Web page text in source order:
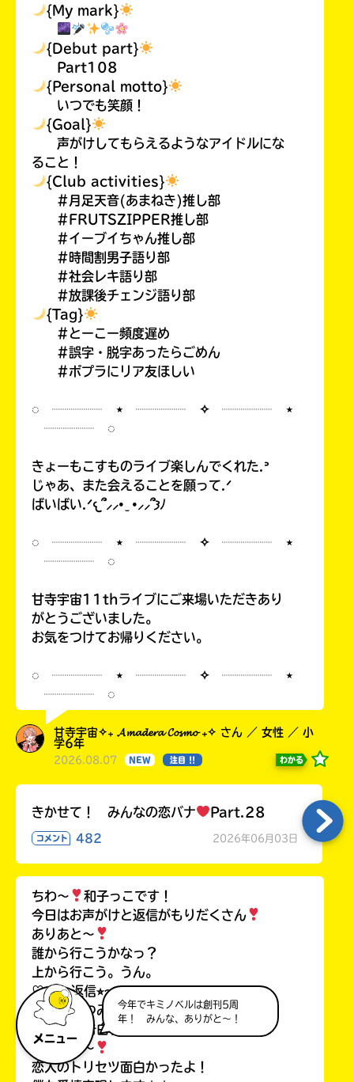
メニュー
今年でキミノベルは創刊5周
年！ みんな、ありがと～！
{My mark}
{Debut part}
Part108
{Personal motto}
いつでも笑顔！
{Goal}
声がけしてもらえるようなアイドルにな
ること！
{Club activities}
#月足天音(あまねき)推し部
#FRUTSZIPPER推し部
#イーブイちゃん推し部
#時間割男子語り部
#社会レキ語り部
#放課後チェンジ語り部
{Tag}
#とーこー頻度遅め
#誤字・脱字あったらごめん
#ポプラにリア友ほしい
◌ ┈┈┈┈ ⋆ ┈┈┈┈ ✧ ┈┈┈┈ ⋆
┈┈┈┈ ◌
きょーもこすものライブ楽しんでくれた.ᐣ
じゃあ、また会えることを願って.ᐟ
ばいばい.ᐟ𐔌՞⸝⸝• ̫ •⸝⸝՞𐦯ﾉ
◌ ┈┈┈┈ ⋆ ┈┈┈┈ ✧ ┈┈┈┈ ⋆
┈┈┈┈ ◌
甘寺宇宙11thライブにご来場いただきあり
がとうございました。
お気をつけてお帰りください。
◌ ┈┈┈┈ ⋆ ┈┈┈┈ ✧ ┈┈┈┈ ⋆
┈┈┈┈ ◌
甘寺宇宙✧₊ 𝓐𝓶𝓪𝓭𝓮𝓻𝓪 𝓒𝓸𝓼𝓶𝓸 ₊✧ さん ／ 女性 ／ 小
学6年
2026.08.07 NEW 注目 !! わかる
きかせて！ みんなの恋バナ Part.28
コメント 482 2026年06月03日
ちわ〜
和子っこです！
今日はお声がけと返信がもりだくさん
ありあと〜
誰から行こうかなっ？
上から行こう。うん。
♡⭐︎〜⭐︎返信⭐︎〜⭐︎♡
ここなつみるく
さん
ちわ〜
告白特集見てくれたん⁉︎
ありあと〜
恋人のトリセツ面白かったよ！